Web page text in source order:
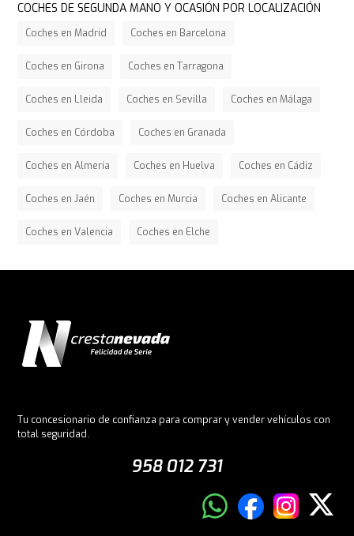
COCHES DE SEGUNDA MANO Y OCASIÓN POR LOCALIZACIÓN
Coches en Madrid Coches en Barcelona
Coches en Girona Coches en Tarragona
Coches en Lleida Coches en Sevilla Coches en Málaga
Coches en Córdoba Coches en Granada
Coches en Almería Coches en Huelva Coches en Cádiz
Coches en Jaén Coches en Murcia Coches en Alicante
Coches en Valencia Coches en Elche
Tu concesionario de confianza para comprar y vender vehículos con
total seguridad.
958 012 731